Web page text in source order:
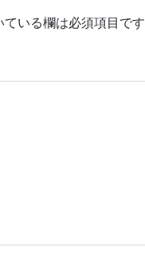
ている欄は必須項目です